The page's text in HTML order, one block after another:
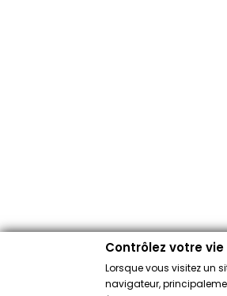
Contrôlez votre
Lorsque vous visitez un
navigateur,